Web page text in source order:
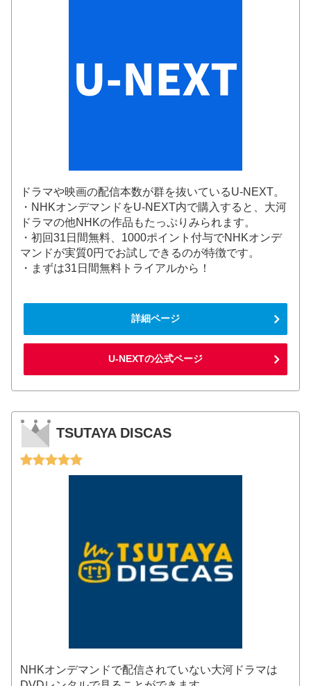
ドラマや映画の配信本数が群を抜いているU-NEXT。
・NHKオンデマンドをU-NEXT内で購入すると、大河
ドラマの他NHKの作品もたっぷりみられます。
・初回31日間無料、1000ポイント付与でNHKオンデ
マンドが実質0円でお試しできるのが特徴です。
・まずは31日間無料トライアルから！
詳細ページ
U-NEXTの公式ページ
TSUTAYA DISCAS
NHKオンデマンドで配信されていない大河ドラマは